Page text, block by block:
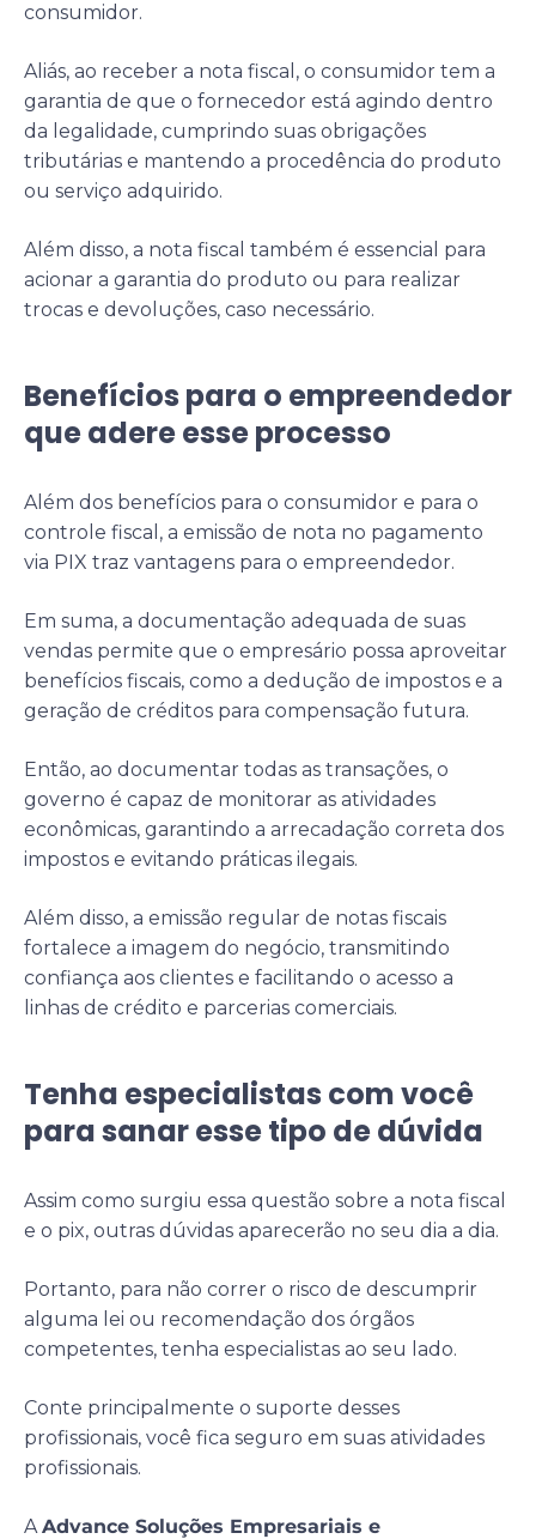
consumidor.
Aliás, ao receber a nota fiscal, o consumidor tem a
garantia de que o fornecedor está agindo dentro
da legalidade, cumprindo suas obrigações
tributárias e mantendo a procedência do produto
ou serviço adquirido.
Além disso, a nota fiscal também é essencial para
acionar a garantia do produto ou para realizar
trocas e devoluções, caso necessário.
Benefícios para o empreendedor
que adere esse processo
Além dos benefícios para o consumidor e para o
controle fiscal, a emissão de nota no pagamento
via PIX traz vantagens para o empreendedor.
Em suma, a documentação adequada de suas
vendas permite que o empresário possa aproveitar
benefícios fiscais, como a dedução de impostos e a
geração de créditos para compensação futura.
Então, ao documentar todas as transações, o
governo é capaz de monitorar as atividades
econômicas, garantindo a arrecadação correta dos
impostos e evitando práticas ilegais.
Além disso, a emissão regular de notas fiscais
fortalece a imagem do negócio, transmitindo
confiança aos clientes e facilitando o acesso a
linhas de crédito e parcerias comerciais.
Tenha especialistas com você
para sanar esse tipo de dúvida
Assim como surgiu essa questão sobre a nota fiscal
e o pix, outras dúvidas aparecerão no seu dia a dia.
Portanto, para não correr o risco de descumprir
alguma lei ou recomendação dos órgãos
competentes, tenha especialistas ao seu lado.
Conte principalmente o suporte desses
profissionais, você fica seguro em suas atividades
profissionais.
AAdvance Soluções Empresariais e